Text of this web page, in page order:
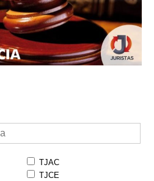
TJAC
TJCE